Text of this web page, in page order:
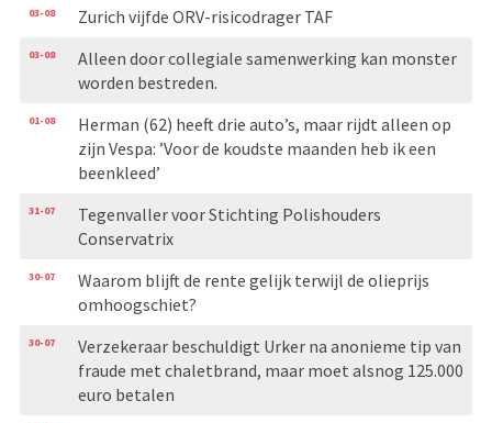
03-08 Zurich vijfde ORV-risicodrager TAF
03-08
Alleen door collegiale samenwerking kan monster
worden bestreden.
01-08
Herman (62) heeft drie auto’s, maar rijdt alleen op
zijn Vespa: ’Voor de koudste maanden heb ik een
beenkleed’
31-07
Tegenvaller voor Stichting Polishouders
Conservatrix
30-07
Waarom blijft de rente gelijk terwijl de olieprijs
omhoogschiet?
30-07
Verzekeraar beschuldigt Urker na anonieme tip van
fraude met chaletbrand, maar moet alsnog 125.000
euro betalen